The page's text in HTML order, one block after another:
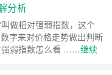
分析
做相对强弱指数，这个
字来对价格走势做出判断
强弱指数怎么看 ……继续